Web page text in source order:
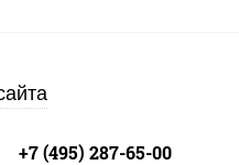
+7 (495) 287-65-00